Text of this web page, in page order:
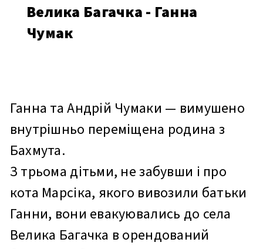
Велика Багачка - Ганна
Чумак
Ганна та Андрій Чумаки — вимушено
внутрішньо переміщена родина з
Бахмута.
З трьома дітьми, не забувши і про
кота Марсіка, якого вивозили батьки
Ганни, вони евакуювались до села
Велика Багачка в орендований